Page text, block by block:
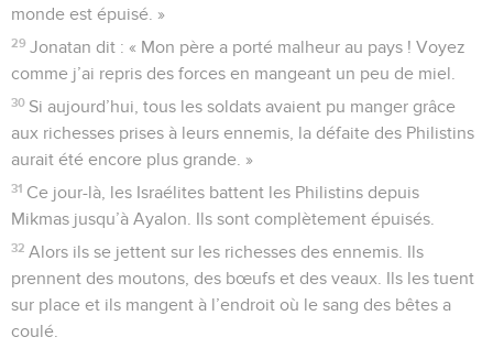
monde est épuisé. »
29 Jonatan dit : « Mon père a porté malheur au pays ! Voyez
comme j’ai repris des forces en mangeant un peu de miel.
30 Si aujourd’hui, tous les soldats avaient pu manger grâce
aux richesses prises à leurs ennemis, la défaite des Philistins
aurait été encore plus grande. »
31 Ce jour-là, les Israélites battent les Philistins depuis
Mikmas jusqu’à Ayalon. Ils sont complètement épuisés.
32 Alors ils se jettent sur les richesses des ennemis. Ils
prennent des moutons, des bœufs et des veaux. Ils les tuent
sur place et ils mangent à l’endroit où le sang des bêtes a
coulé.